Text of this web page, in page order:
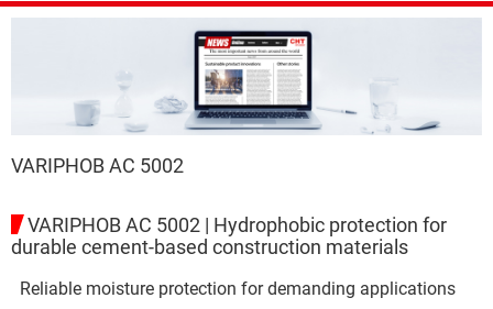
VARIPHOB AC 5002
VARIPHOB AC 5002 | Hydrophobic protection for
durable cement-based construction materials
Reliable moisture protection for demanding applications